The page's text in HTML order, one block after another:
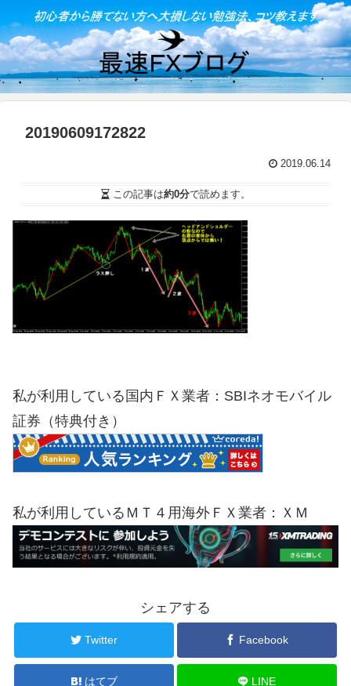
20190609172822
2019.06.14
この記事は約0分で読めます。
私が利用している国内ＦＸ業者：SBIネオモバイル
証券（特典付き）
私が利用しているＭＴ４用海外ＦＸ業者：ＸＭ
シェアする
Twitter Facebook
はてブ LINE